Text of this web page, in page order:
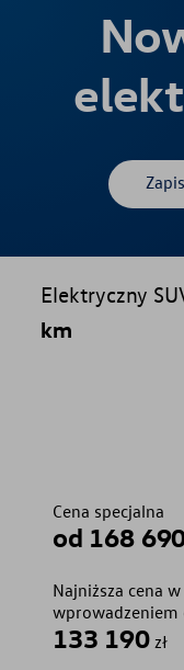
Elektryczny
km
Cena specjalna
od 168
Najniższa cena
wprowadzeniem
133 190 zł